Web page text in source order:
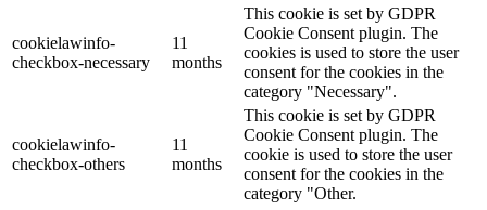
cookielawinfo-
checkbox-necessary
11
months
This cookie is set by GDPR
Cookie Consent plugin. The
cookies is used to store the user
consent for the cookies in the
category "Necessary".
cookielawinfo-
checkbox-others
11
months
This cookie is set by GDPR
Cookie Consent plugin. The
cookie is used to store the user
consent for the cookies in the
category "Other.